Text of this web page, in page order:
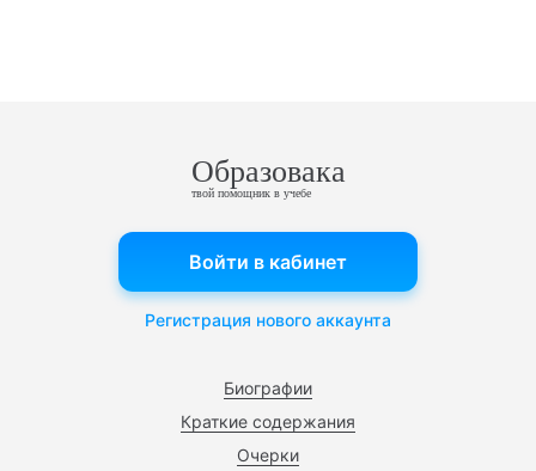
Образовака
твой помощник в учебе
Биографии
Краткие содержания
Очерки
Войти в кабинет
Регистрация нового аккаунта